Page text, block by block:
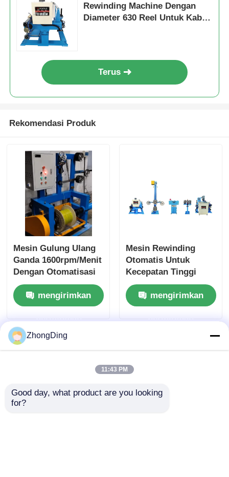
Rewinding Machine Dengan
Diameter 630 Reel Untuk Kabel
Terus
Rekomendasi Produk
Mesin Gulung Ulang
Ganda 1600rpm/Menit
Dengan Otomatisasi
PLC Dan Dukungan
Gulungan Besar
mengirimkan
permintaan
Mesin Rewinding
Otomatis Untuk
Kecepatan Tinggi
Kabel Dan Kawat
Rewindingmengirimkan
permintaan
ZhongDing
11:43 PM
Good day, what product are you looking
for?